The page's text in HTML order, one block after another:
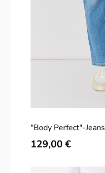
"Body Perfect"-
Regulärer Preis:
129,00 €